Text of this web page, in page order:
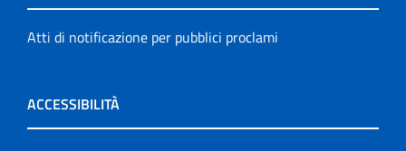
Atti di notificazione per pubblici proclami
ACCESSIBILITÀ